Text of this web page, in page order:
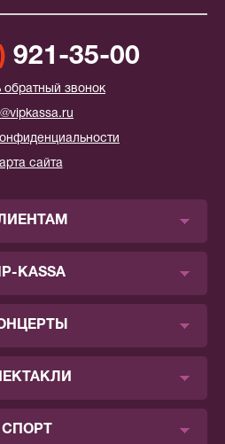
921-35-00
обратный звонок
сайта
KASSA
СПОРТ